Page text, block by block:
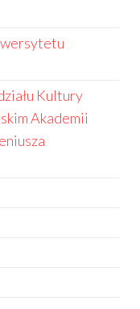
Kultury
Akademii